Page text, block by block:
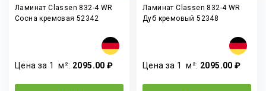
Ламинат Classen 832-4 WR
Сосна кремовая 52342
Цена за 1м²: 2095.00 ₽
Ламинат Classen 832-4 WR
Дуб кремовый 52348
Цена за 1м²: 2095.00 ₽